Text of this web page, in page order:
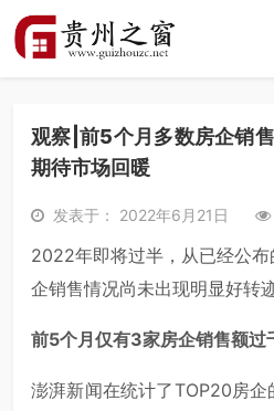
观察|前5个月多数房企销
期待市场回暖
发表于： 2022年6月21日
2022年即将过半，从已经公
企销售情况尚未出现明显好转迹
前5个月仅有3家房企销售额过
澎湃新闻在统计了TOP20房